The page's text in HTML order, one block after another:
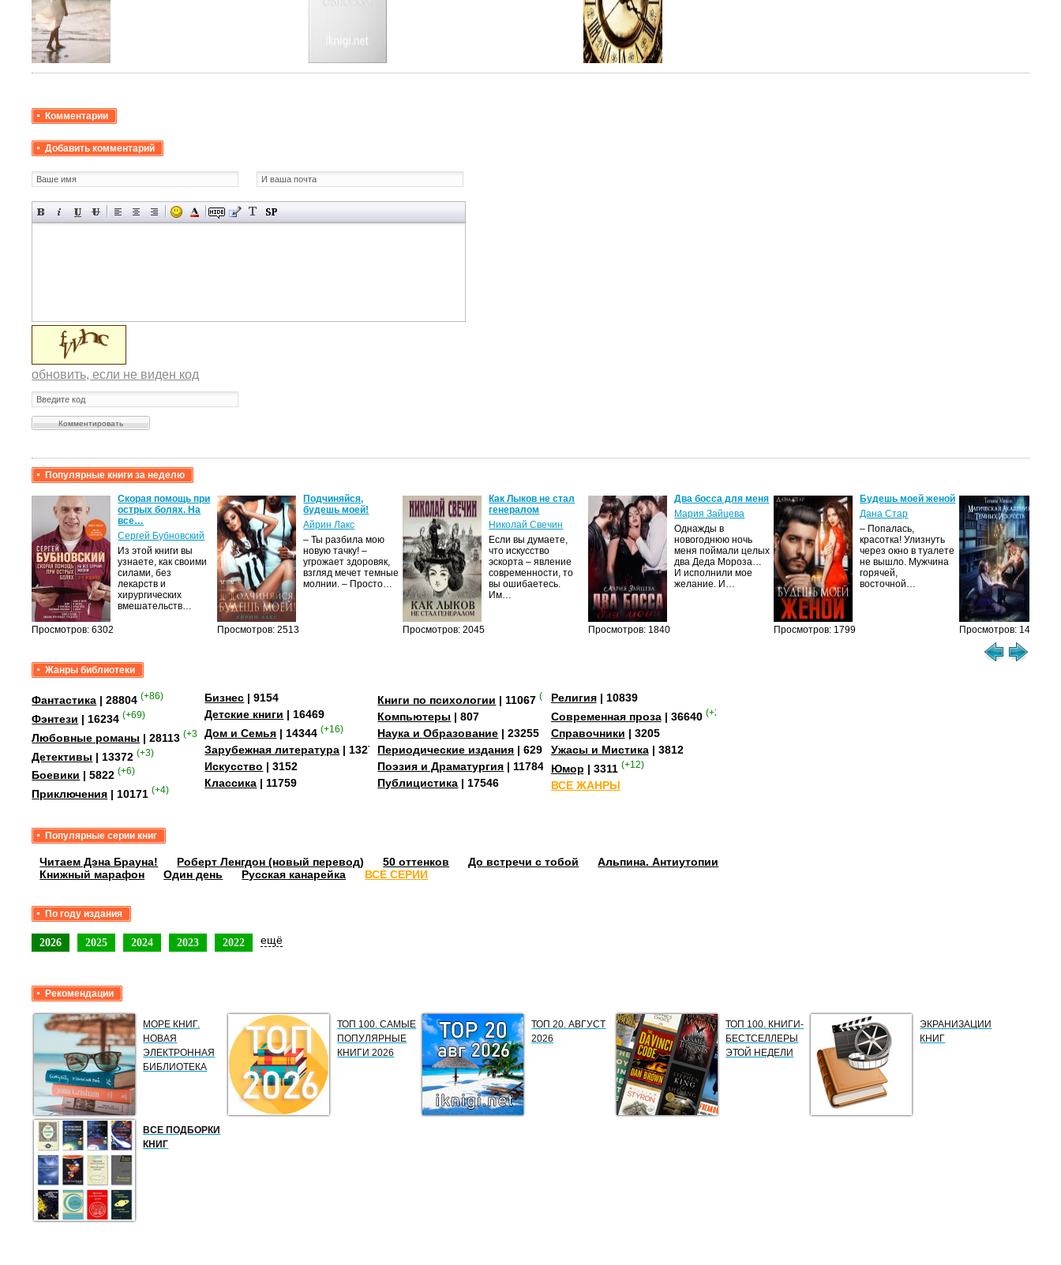
Комментарии
Добавить комментарий
обновить, если не виден код
Популярные книги за неделю
Просмотров: 6302
Скорая помощь при
острых болях. На
все…
Сергей Бубновский
Из этой книги вы
узнаете, как своими
силами, без
лекарств и
хирургических
вмешательств…
Просмотров: 2513
Подчиняйся,
будешь моей!
Айрин Лакс
– Ты разбила мою
новую тачку! –
угрожает здоровяк,
взгляд мечет темные
молнии. – Просто…
Просмотров: 2045
Как Лыков не стал
генералом
Николай Свечин
Если вы думаете,
что искусство
эскорта – явление
современности, то
вы ошибаетесь.
Им…
Просмотров: 1840
Два босса для меня
Мария Зайцева
Однажды в
новогоднюю ночь
меня поймали целых
два Деда Мороза…
И исполнили мое
желание. И…
Просмотров: 1799
Будешь моей женой
Дана Стар
– Попалась,
красотка! Улизнуть
через окно в туалете
не вышло. Мужчина
горячей,
восточной…
Просмотров: 1458
Жанры библиотеки
Фантастика | 28804 (+86)
Фэнтези | 16234 (+69)
Любовные романы | 28113 (+358)
Детективы | 13372 (+3)
Боевики | 5822 (+6)
Приключения | 10171 (+4)
Бизнес | 9154
Детские книги | 16469
Дом и Семья | 14344 (+16)
Зарубежная литература | 13273
Искусство | 3152
Классика | 11759
Книги по психологии | 11067 (+3)
Компьютеры | 807
Наука и Образование | 23255
Периодические издания | 629
Поэзия и Драматургия | 11784
Публицистика | 17546
Религия| 10839
Современная проза| 36640 (+2)
Справочники | 3205
Ужасы и Мистика| 3812
Юмор | 3311 (+12)
ВСЕ ЖАНРЫ
Популярные серии книг
Читаем Дэна Брауна! Роберт Ленгдон (новый перевод) 50 оттенков До встречи с тобой
Альпина. Антиутопии
Книжный марафон
Один день Русская канарейка ВСЕ СЕРИИ
По году издания
2026 2025 2024 2023 2022 ещё
Рекомендации
МОРЕ КНИГ.
НОВАЯ
ЭЛЕКТРОННАЯ
БИБЛИОТЕКА
ТОП 100. САМЫЕ
ПОПУЛЯРНЫЕ
КНИГИ 2026
ТОП 20. АВГУСТ
2026
ТОП 100. КНИГИ-
БЕСТСЕЛЛЕРЫ
ЭТОЙ НЕДЕЛИ
ЭКРАНИЗАЦИИ
КНИГ
ВСЕ ПОДБОРКИ
КНИГ